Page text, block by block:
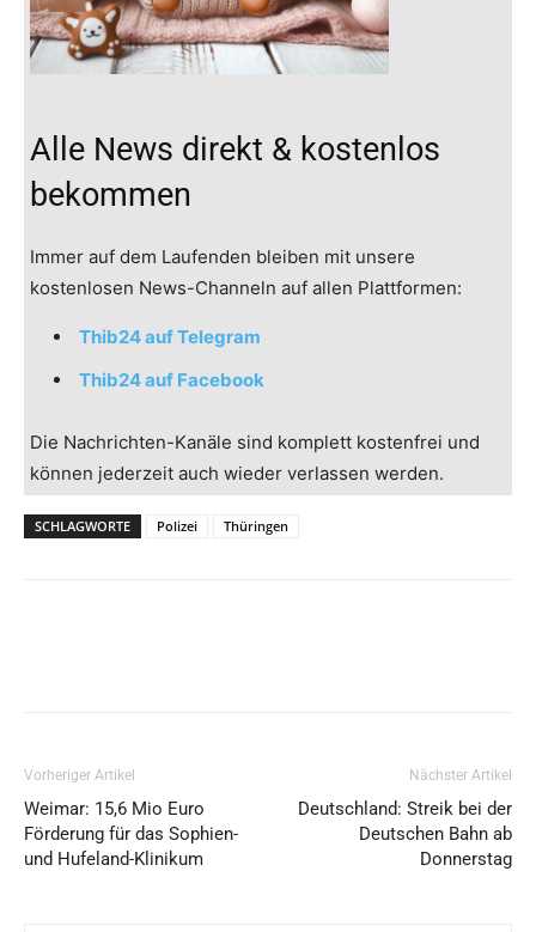
Alle News direkt & kostenlos
bekommen
Immer auf dem Laufenden bleiben mit unsere
kostenlosen News-Channeln auf allen Plattformen:
Thib24 auf Telegram
Thib24 auf Facebook
Die Nachrichten-Kanäle sind komplett kostenfrei und
können jederzeit auch wieder verlassen werden.
SCHLAGWORTE Polizei Thüringen
Vorheriger Artikel
Weimar: 15,6 Mio Euro
Förderung für das Sophien-
und Hufeland-Klinikum
Nächster Artikel
Deutschland: Streik bei der
Deutschen Bahn ab
Donnerstag